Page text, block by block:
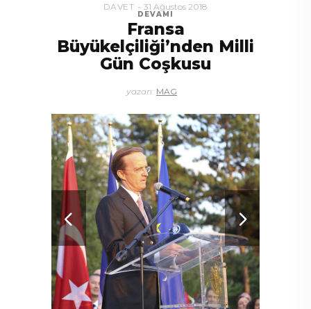
DEVAMI
DAVET 31 Ağustos 2018
Fransa
Büyükelçiliği’nden Milli
Gün Coşkusu
yazan: MAG